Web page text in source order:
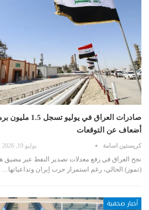
أضعاف عن التوقعات
كريستين اسامة يوليو 19, 2026
نجح العراق في رفع معدلات تصدير النفط عبر مضيق
(تموز) الحالي، رغم استمرار حرب إيران وتداعياتها…
أخبار صحفية